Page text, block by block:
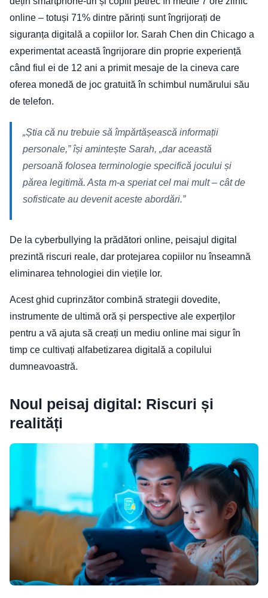
online – totuși 71% dintre părinți sunt îngrijorați de
siguranța digitală a copiilor lor. Sarah Chen din Chicago a
experimentat această îngrijorare din proprie experiență
când fiul ei de 12 ani a primit mesaje de la cineva care
oferea monedă de joc gratuită în schimbul numărului său
de telefon.
„Știa că nu trebuie să împărtășească informații
personale,” își amintește Sarah, „dar această
persoană folosea terminologie specifică jocului și
părea legitimă. Asta m-a speriat cel mai mult – cât de
sofisticate au devenit aceste abordări.”
De la cyberbullying la prădători online, peisajul digital
prezintă riscuri reale, dar protejarea copiilor nu înseamnă
eliminarea tehnologiei din viețile lor.
Acest ghid cuprinzător combină strategii dovedite,
instrumente de ultimă oră și perspective ale experților
pentru a vă ajuta să creați un mediu online mai sigur în
timp ce cultivați alfabetizarea digitală a copilului
dumneavoastră.
Noul peisaj digital: Riscuri și
realități